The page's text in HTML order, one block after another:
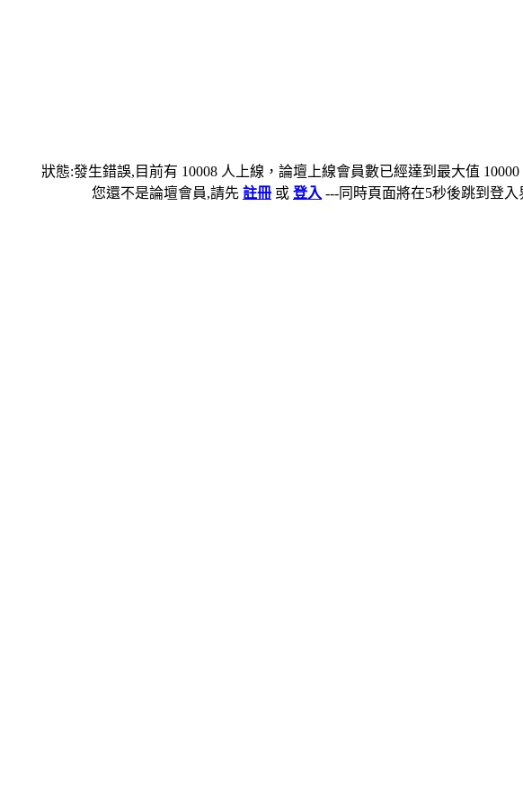
狀態:發生錯誤,目前有 10008 人上線，論壇上線會員數已經達到最大值
您還不是論壇會員,請先 註冊 或 登入 ---同時頁面將在5秒後跳到登入